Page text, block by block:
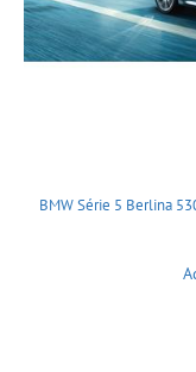
BMW Série 5 Berlina